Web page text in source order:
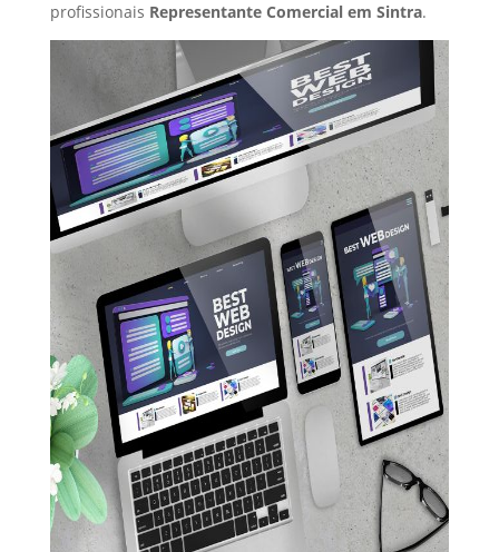
profissionais Representante Comercialem Sintra.